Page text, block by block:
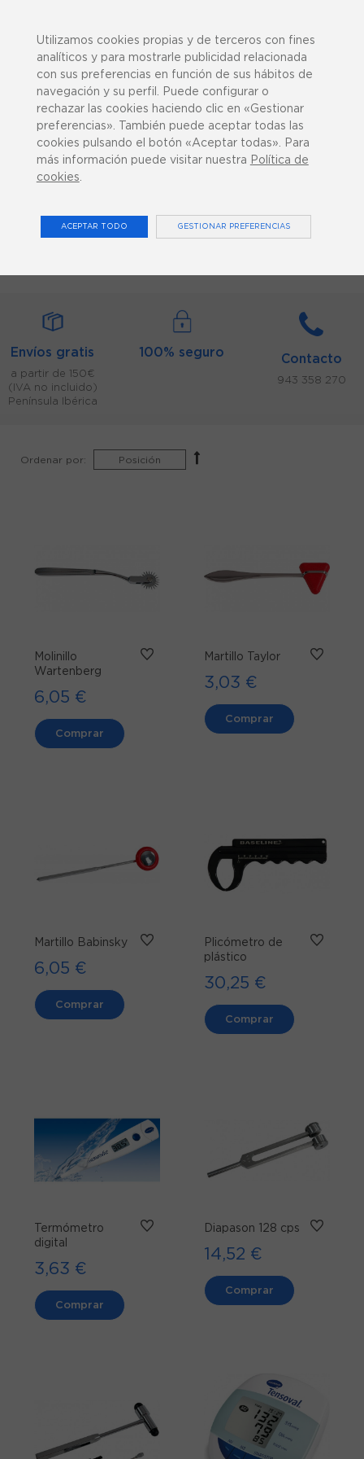
Envíos gratis
a partir de 150€
(IVA no incluido)
Península Ibérica
100% seguro
Contacto
943 358 270
Ordenar por:
Molinillo
Wartenberg
6,05 €
Comprar
Martillo Taylor
3,03 €
Comprar
Martillo Babinsky
6,05 €
Comprar
Plicómetro de
plástico
30,25 €
Comprar
Termómetro
digital
3,63 €
Comprar
Diapason 128 cps
14,52 €
Comprar
Utilizamos cookies propias y de terceros con fines
analíticos y para mostrarle publicidad relacionada
con sus preferencias en función de sus hábitos de
navegación y su perfil. Puede configurar o
rechazar las cookies haciendo clic en «Gestionar
preferencias». También puede aceptar todas las
cookies pulsando el botón «Aceptar todas». Para
más información puede visitar nuestra Política de
cookies.
ACEPTAR TODO GESTIONAR PREFERENCIAS